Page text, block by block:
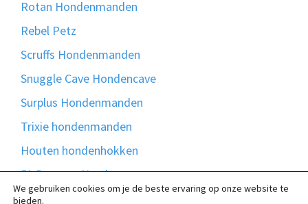
Rotan Hondenmanden
Rebel Petz
Scruffs Hondenmanden
Snuggle Cave Hondencave
Surplus Hondenmanden
Trixie hondenmanden
Houten hondenhokken
51 Degrees North
Bontmand
We gebruiken cookies om je de beste ervaring op onze website te
bieden.